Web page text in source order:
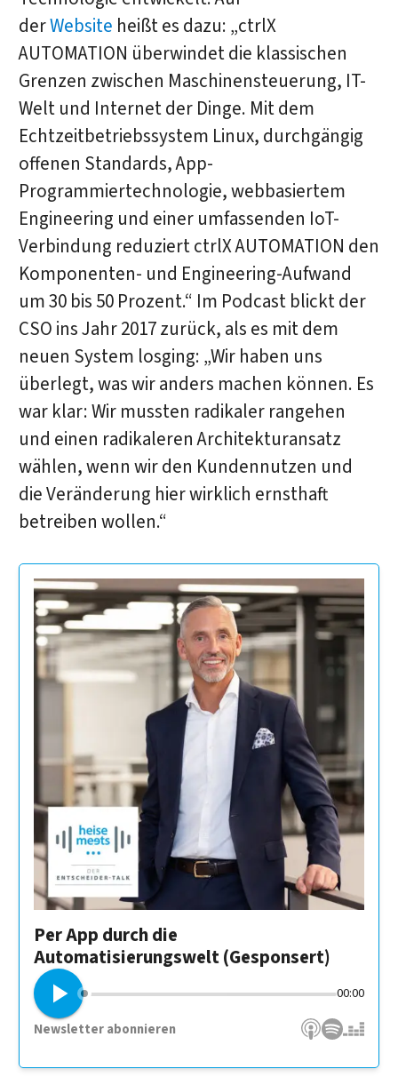
derWebsite heißt es dazu: „ctrlX
AUTOMATION überwindet die klassischen
Grenzen zwischen Maschinensteuerung, IT-
Welt und Internet der Dinge. Mit dem
Echtzeitbetriebssystem Linux, durchgängig
offenen Standards, App-
Programmiertechnologie, webbasiertem
Engineering und einer umfassenden IoT-
Verbindung reduziert ctrlX AUTOMATION den
Komponenten- und Engineering-Aufwand
um 30 bis 50 Prozent.“ Im Podcast blickt der
CSO ins Jahr 2017 zurück, als es mit dem
neuen System losging: „Wir haben uns
überlegt, was wir anders machen können. Es
war klar: Wir mussten radikaler rangehen
und einen radikaleren Architekturansatz
wählen, wenn wir den Kundennutzen und
die Veränderung hier wirklich ernsthaft
betreiben wollen.“
Per App durch die
Automatisierungswelt (Gesponsert)
00:00
Newsletter abonnieren
Apple Podcasts SpotifyDeezer